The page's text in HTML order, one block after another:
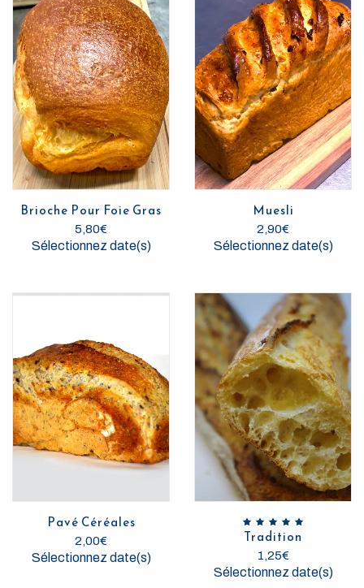
Brioche Pour Foie Gras
5,80€
Sélectionnez date(s)
Muesli
2,90€
Sélectionnez date(s)
Pavé Céréales
2,00€
Sélectionnez date(s)
Tradition
1,25€
Sélectionnez date(s)